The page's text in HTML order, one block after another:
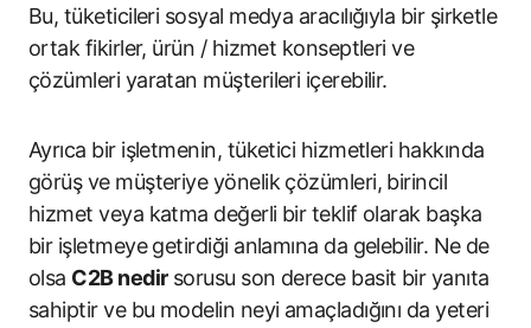
Bu, tüketicileri sosyal medya aracılığıyla bir şirketle
ortak fikirler, ürün / hizmet konseptleri ve
çözümleri yaratan müşterileri içerebilir.
Ayrıca bir işletmenin, tüketici hizmetleri hakkında
görüş ve müşteriye yönelik çözümleri, birincil
hizmet veya katma değerli bir teklif olarak başka
bir işletmeye getirdiği anlamına da gelebilir. Ne de
olsa C2B nedirsorusu son derece basit bir yanıta
sahiptir ve bu modelin neyi amaçladığını da yeteri